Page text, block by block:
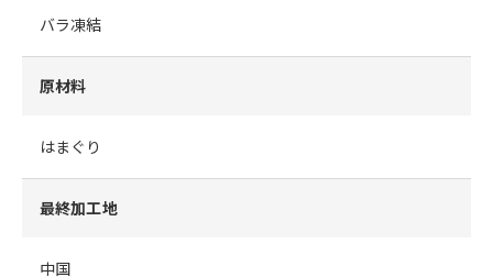
バラ凍結
原材料
はまぐり
最終加工地
中国